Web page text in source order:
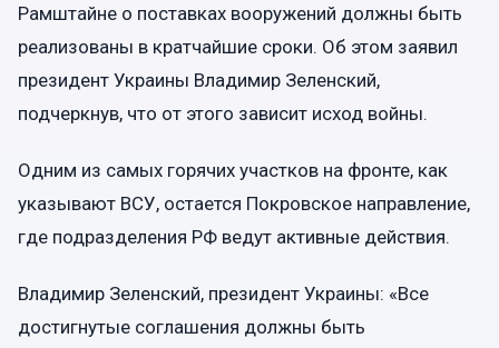
Рамштайне о поставках вооружений должны быть
реализованы в кратчайшие сроки. Об этом заявил
президент Украины Владимир Зеленский,
подчеркнув, что от этого зависит исход войны.
Одним из самых горячих участков на фронте, как
указывают ВСУ, остается Покровское направление,
где подразделения РФ ведут активные действия.
Владимир Зеленский, президент Украины: «Все
достигнутые соглашения должны быть